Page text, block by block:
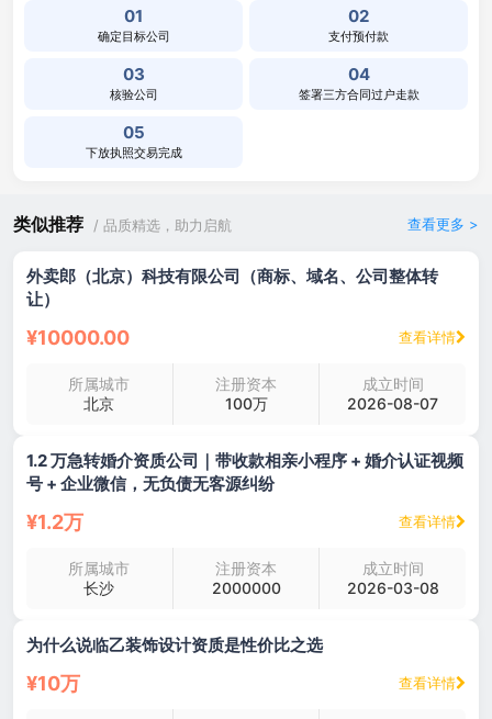
01
确定目标公司
02
支付预付款
03
核验公司
04
签署三方合同过户走款
05
下放执照交易完成
类似推荐 / 品质精选，助力启航 查看更多 >
外卖郎（北京）科技有限公司（商标、域名、公司整体转
让）
¥10000.00 查看详情
所属城市
北京
注册资本
100万
成立时间
2026-08-07
1.2 万急转婚介资质公司｜带收款相亲小程序 + 婚介认证视频
号 + 企业微信，无负债无客源纠纷
¥1.2万 查看详情
所属城市
长沙
注册资本
2000000
成立时间
2026-03-08
为什么说临乙装饰设计资质是性价比之选
¥10万 查看详情